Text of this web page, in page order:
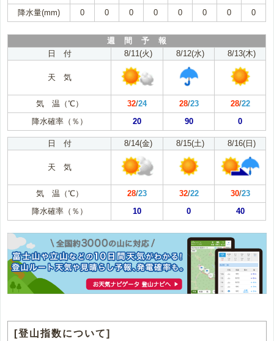
降水量(mm)
0 0 0 0 0 0 0 0
週 間 予 報
日 付
8/11(火) 8/12(水) 8/13(木)
天 気
気 温（℃） 32/24 28/23 28/22
降水確率（％）
20 90 0
日 付 8/14(金) 8/15(土) 8/16(日)
天 気
気 温（℃） 28/23 32/22 30/23
降水確率（％）
10 0 40
[登山指数について]